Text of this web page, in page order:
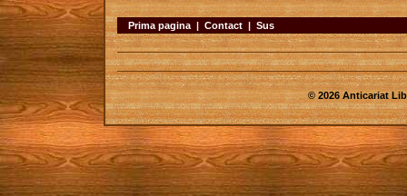
Prima pagina | Contact | Sus
© 2026 Anticariat